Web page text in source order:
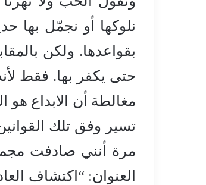
نلوكها أو نجمّل بها
بقواعدها. ولكن
حتى يكفر بها. فقط
مغالطة أن الابداع هو
تسير وفق تلك
مرة أنني صادفت
العنوان: “اكتشاف